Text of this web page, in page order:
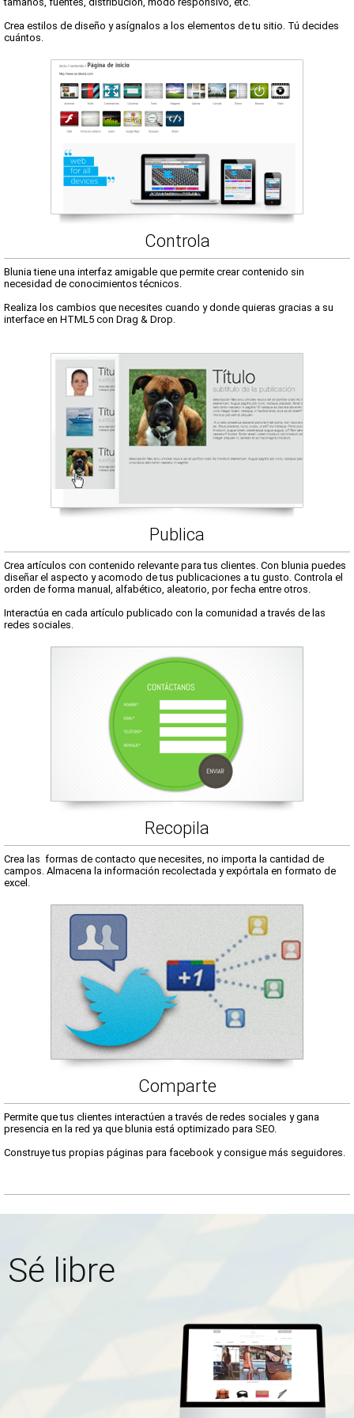
Crea estilos de diseño y asígnalos a los elementos de tu sitio. Tú decides
cuántos.
Controla
Blunia tiene una interfaz amigable que permite crear contenido sin
necesidad de conocimientos técnicos.
Realiza los cambios que necesites cuando y donde quieras gracias a su
interface en HTML5 con Drag & Drop.
Publica
Crea artículos con contenido relevante para tus clientes. Con blunia puedes
diseñar el aspecto y acomodo de tus publicaciones a tu gusto. Controla el
orden de forma manual, alfabético, aleatorio, por fecha entre otros.
Interactúa en cada artículo publicado con la comunidad a través de las
redes sociales.
Recopila
Crea las formas de contacto que necesites, no importa la cantidad de
campos. Almacena la información recolectada y expórtala en formato de
excel.
Comparte
Permite que tus clientes interactúen a través de redes sociales y gana
presencia en la red ya que blunia está optimizado para SEO.
Construye tus propias páginas para facebook y consigue más seguidores.
Sé libre